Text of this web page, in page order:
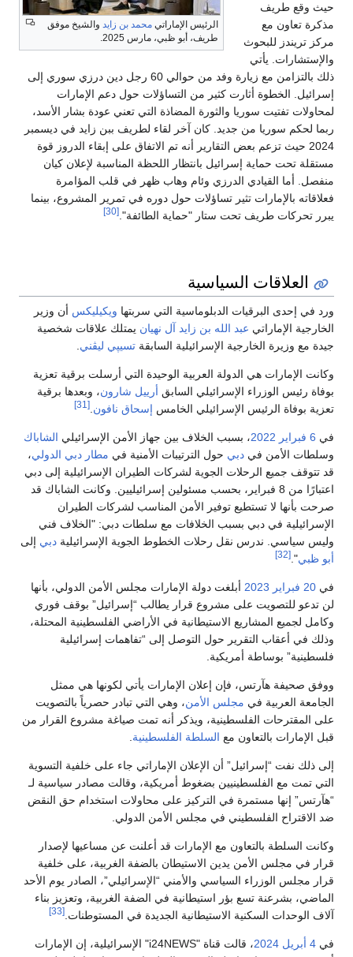
الرئيس الإماراتي محمد بن زايد والشيخ موفق
طريف، أبو ظبي، مارس 2025.
حيث وقع طريف
مذكرة تعاون مع
مركز تريندز للبحوث
والإستشارات. يأتي
ذلك بالتزامن مع زيارة وفد من حوالي 60 رجل دين درزي سوري إلى
إسرائيل. الخطوة أثارت كثير من التساؤلات حول دعم الإمارات
لمحاولات تفتيت سوريا والثورة المضاذة التي تعني عودة بشار الأسد،
ربما لحكم سوريا من جديد. كان آخر لقاء لطريف ببن زايد في ديسمبر
2024 حيث تزعم بعض التقارير أنه تم الاتفاق على إبقاء الدروز قوة
مستقلة تحت حماية إسرائيل بانتظار اللحظة المناسبة لإعلان كيان
منفصل. أما القيادي الدرزي وئام وهاب ظهر في قلب المؤامرة
فعلاقاته بالإمارات تثير تساؤلات حول دوره في تمرير المشروع، بينما
يبرر تحركات طريف تحت ستار "حماية الطائفة".[30]
العلاقات السياسية
ورد في إحدى البرقيات الدبلوماسية التي سربتها ويكيليكس أن وزير
الخارجية الإماراتي عبد الله بن زايد آل نهيان يمتلك علاقات شخصية
جيدة مع وزيرة الخارجية الإسرائيلية السابقة تسيپي ليڤني
وكانت الإمارات هي الدولة العربية الوحيدة التي أرسلت برقية تعزية
بوفاة رئيس الوزراء الإسرائيلي السابق أرييل شارون، وبعدها برقية
تعزية بوفاة الرئيس الإسرائيلي الخامس إسحاق نافون [31]
في 6 فبراير 2022، بسبب الخلاف بين جهاز الأمن الإسرائيلي الشاباك
وسلطات الأمن في دبي حول الترتيبات الأمنية في مطار دبي الدولي،
قد تتوقف جميع الرحلات الجوية لشركات الطيران الإسرائيلية إلى دبي
اعتبارًا من 8 فبراير، بحسب مسئولين إسرائيليين. وكانت الشاباك قد
صرحت بأنها لا تستطيع توفير الأمن المناسب لشركات الطيران
الإسرائيلية في دبي بسبب الخلافات مع سلطات دبي: "الخلاف فني
وليس سياسي. ندرس نقل رحلات الخطوط الجوية الإسرائيلية دبي إلى
أبو ظبي".
[32]
في 20 فبراير 2023 أبلغت دولة الإمارات مجلس الأمن الدولي، بأنها
لن تدعو للتصويت على مشروع قرار يطالب “إسرائيل” بوقف فوري
وكامل لجميع المشاريع الاستيطانية في الأراضي الفلسطينية المحتلة،
وذلك في أعقاب التقرير حول التوصل إلى “تفاهمات إسرائيلية
فلسطينية” بوساطة أمريكية.
ووفق صحيفة هآرتس، فإن إعلان الإمارات يأتي لكونها هي ممثل
الجامعة العربية في مجلس الأمن، وهي التي تبادر حصرياً بالتصويت
على المقترحات الفلسطينية، ويذكر أنه تمت صياغة مشروع القرار من
قبل الإمارات بالتعاون مع السلطة الفلسطينية
إلى ذلك نفت “إسرائيل” أن الإعلان الإماراتي جاء على خلفية التسوية
التي تمت مع الفلسطينيين بضغوط أمريكية، وقالت مصادر سياسية لـ
“هآرتس” إنها مستمرة في التركيز على محاولات استخدام حق النقض
ضد الاقتراح الفلسطيني في مجلس الأمن الدولي.
وكانت السلطة بالتعاون مع الإمارات قد أعلنت عن مساعيها لإصدار
قرار في مجلس الأمن يدين الاستيطان بالضفة الغربية، على خلفية
قرار مجلس الوزراء السياسي والأمني “الإسرائيلي”، الصادر يوم الأحد
الماضي، بشرعنة تسع بؤر استيطانية في الضفة الغربية، وتعزيز بناء
آلاف الوحدات السكنية الاستيطانية الجديدة في المستوطنات. [33]
في 4 أبريل 2024
، قالت قناة "i24NEWS" الإسرائيلية، إن الإمارات